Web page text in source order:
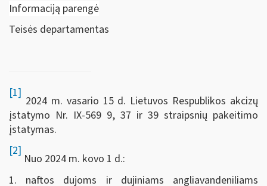
Informaciją parengė
Teisės departamentas
[1]
2024 m. vasario 15 d. Lietuvos Respublikos akcizų
įstatymo Nr. IX-569 9, 37 ir 39 straipsnių pakeitimo
įstatymas.
[2]
Nuo 2024 m. kovo 1 d.:
1. naftos dujoms ir dujiniams angliavandeniliams